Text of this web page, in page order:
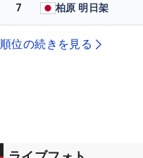
7 柏原 明日架
順位の続きを見る